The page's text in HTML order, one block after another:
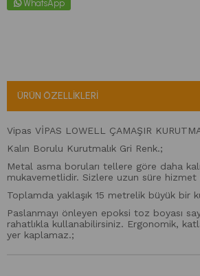
WhatsApp
ÜRÜN ÖZELLIKLERI
Vipas VİPAS LOWELL ÇAMAŞIR
Kalın Borulu Kurutmalık Gri Renk.;
Metal asma boruları tellere göre daha
mukavemetlidir. Sizlere uzun süre hizmet
Toplamda yaklaşık 15 metrelik büyük bir
Paslanmayı önleyen epoksi toz boyası
rahatlıkla kullanabilirsiniz. Ergonomik,
yer kaplamaz.;